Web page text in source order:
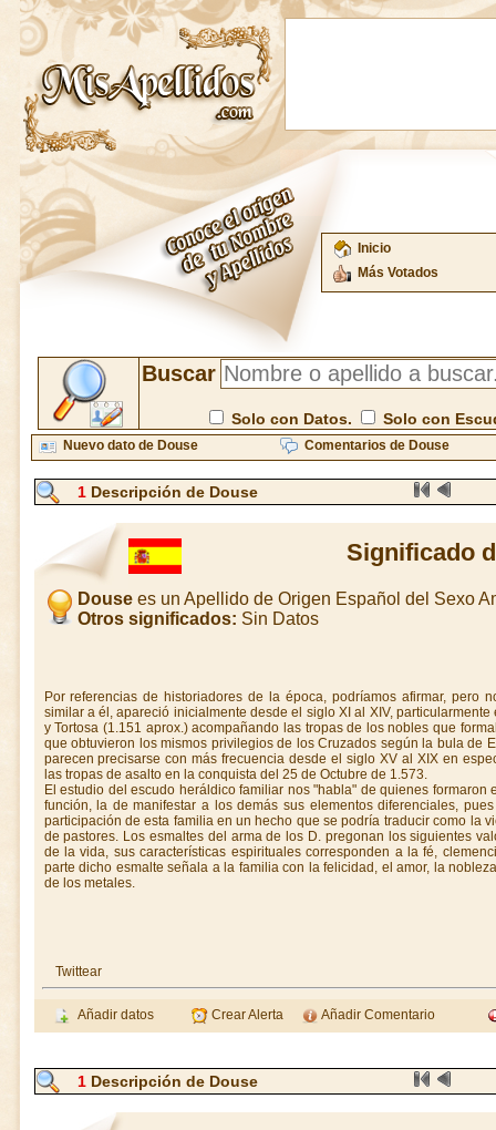
Inicio
Más Votados
Buscar
Solo con Datos. Solo con
Nuevo dato de Douse Comentarios de Douse
1 Descripción de Douse
Significado
Dousees un Apellido de Origen Español del Sexo
Otros significados: Sin Datos
Por referencias de historiadores de la época, podríamos afirmar, pero
similar a él, apareció inicialmente desde el siglo XI al XIV,
y Tortosa (1.151 aprox.) acompañando las tropas de los nobles que
que obtuvieron los mismos privilegios de los Cruzados según la bula de
parecen precisarse con más frecuencia desde el siglo XV al XIX en
las tropas de asalto en la conquista del 25 de Octubre de 1.573.
El estudio del escudo heráldico familiar nos "habla" de quienes
función, la de manifestar a los demás sus elementos diferenciales,
participación de esta familia en un hecho que se podría traducir como la
de pastores. Los esmaltes del arma de los D. pregonan los siguientes
de la vida, sus características espirituales corresponden a la fé,
parte dicho esmalte señala a la familia con la felicidad, el amor, la
de los metales.
Twittear
Añadir datos Crear Alerta Añadir Comentario
1 Descripción de Douse